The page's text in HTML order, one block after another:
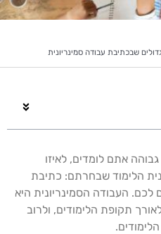
שבכתיבת עבודה סמינריונית
אתם לומדים, לאיזו
הלימוד שבחרתם: כתיבת
לכם. העבודה הסמינריונית היא
תקופת הלימודים, ולרוב